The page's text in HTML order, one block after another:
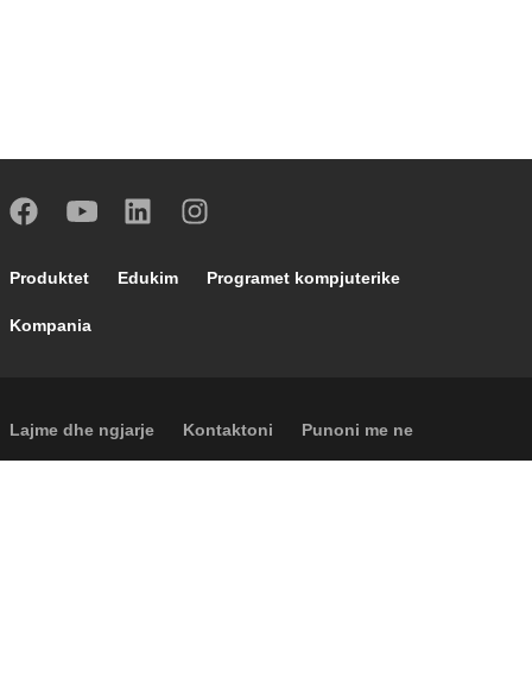
Footer main navigation
Produktet Edukim Programet kompjuterike
Kompania
Footer secondary navigation
Lajme dhe ngjarje Kontaktoni Punoni me ne